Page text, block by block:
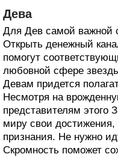
Дева
Для Дев самой важной
Открыть денежный
помогут
любовной сфере
Девам придется
Несмотря на
представителям этого
миру свои достижения,
признания. Не нужно
Скромность поможет